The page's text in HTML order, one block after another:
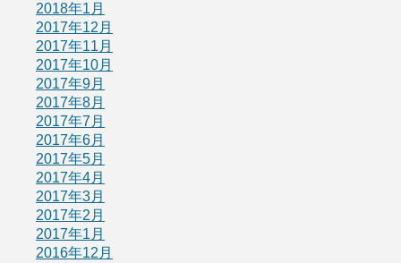
2018年1月
2017年12月
2017年11月
2017年10月
2017年9月
2017年8月
2017年7月
2017年6月
2017年5月
2017年4月
2017年3月
2017年2月
2017年1月
2016年12月